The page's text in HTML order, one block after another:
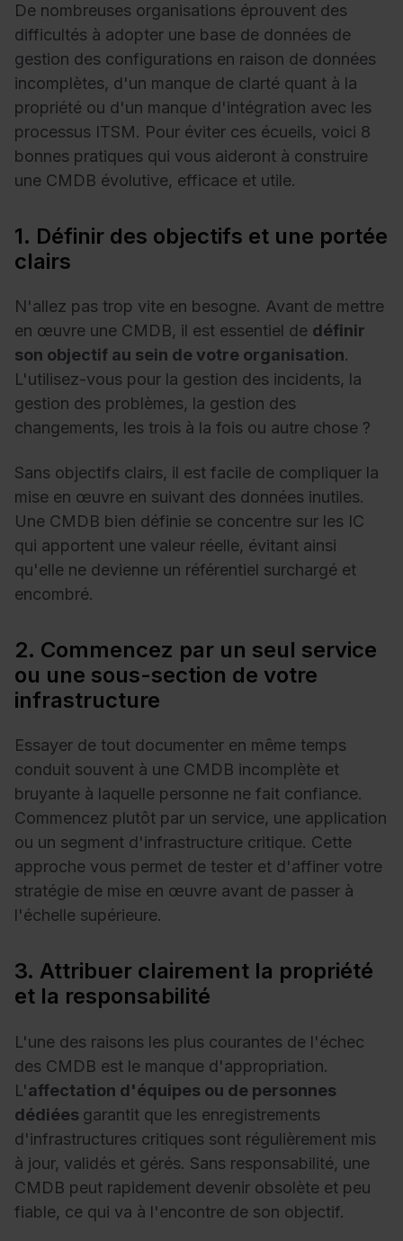
De nombreuses organisations éprouvent des
difficultés à adopter une base de données de
gestion des configurations en raison de données
incomplètes, d'un manque de clarté quant à la
propriété ou d'un manque d'intégration avec les
processus ITSM. Pour éviter ces écueils, voici 8
bonnes pratiques qui vous aideront à construire
une CMDB évolutive, efficace et utile.
1. Définir des objectifs et une portée
clairs
N'allez pas trop vite en besogne. Avant de mettre
en œuvre une CMDB, il est essentiel de définir
son objectif au sein de votre organisation.
L'utilisez-vous pour la gestion des incidents, la
gestion des problèmes, la gestion des
changements, les trois à la fois ou autre chose ?
Sans objectifs clairs, il est facile de compliquer la
mise en œuvre en suivant des données inutiles.
Une CMDB bien définie se concentre sur les IC
qui apportent une valeur réelle, évitant ainsi
qu'elle ne devienne un référentiel surchargé et
encombré.
2. Commencez par un seul service
ou une sous-section de votre
infrastructure
Essayer de tout documenter en même temps
conduit souvent à une CMDB incomplète et
bruyante à laquelle personne ne fait confiance.
Commencez plutôt par un service, une application
ou un segment d'infrastructure critique. Cette
approche vous permet de tester et d'affiner votre
stratégie de mise en œuvre avant de passer à
l'échelle supérieure.
3. Attribuer clairement la propriété
et la responsabilité
L'une des raisons les plus courantes de l'échec
des CMDB est le manque d'appropriation.
L'affectation d'équipes ou de personnes
dédiées garantit que les enregistrements
d'infrastructures critiques sont régulièrement mis
à jour, validés et gérés. Sans responsabilité, une
CMDB peut rapidement devenir obsolète et peu
fiable, ce qui va à l'encontre de son objectif.